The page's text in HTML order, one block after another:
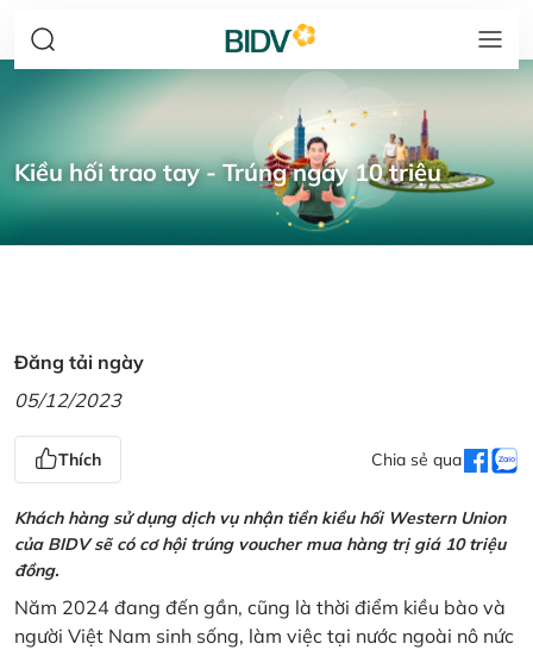
Kiều hối trao tay - Trúng ngay 10 triệu
Đăng tải ngày
05/12/2023
Thích Chia sẻ qua
Khách hàng sử dụng dịch vụ nhận tiền kiều hối Western Union
của BIDV sẽ có cơ hội trúng voucher mua hàng trị giá 10 triệu
đồng.
Năm 2024 đang đến gần, cũng là thời điểm kiều bào và
người Việt Nam sinh sống, làm việc tại nước ngoài nô nức